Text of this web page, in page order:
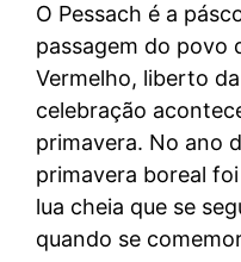
2012 » 18 de
2013 » 9 de
2014 » 1 de março
2015 » 14 de
2016 » 6 de
2017 » 25 de
2018 » 10 de
2019 » 2 de março
O Pessach é a
passagem do povo
Vermelho, liberto
celebração
primavera. No ano
primavera boreal
lua cheia que se
quando se